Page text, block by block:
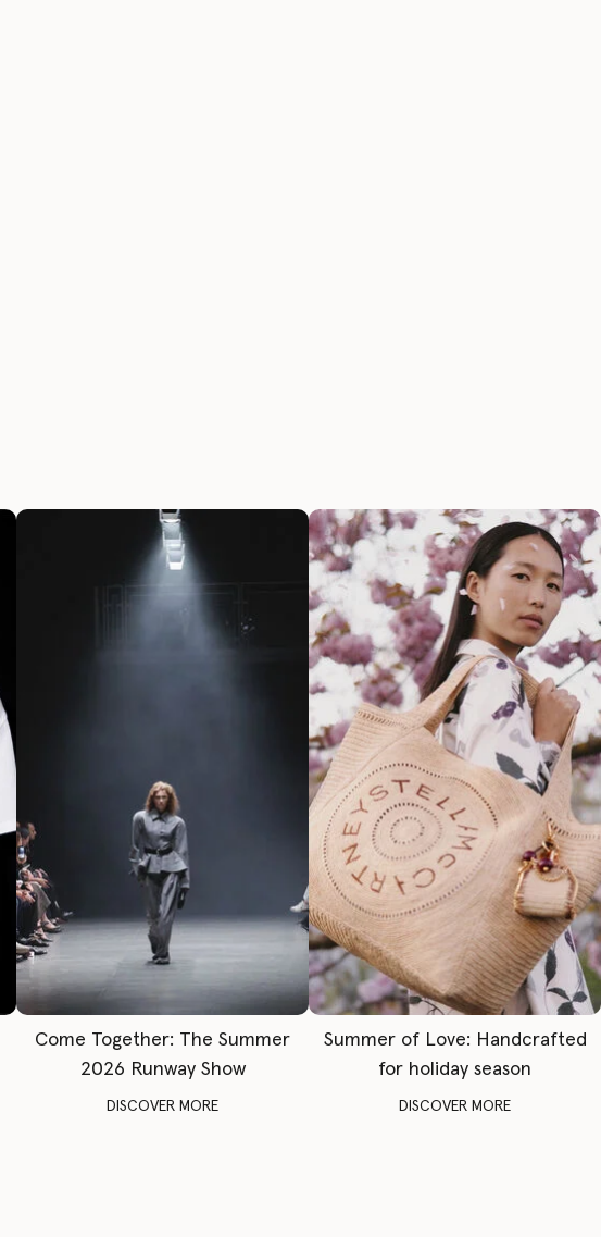
Come Together: The Summer
2026 Runway Show
DISCOVER MORE
Summer of Love: Handcrafted
for holiday season
DISCOVER MORE